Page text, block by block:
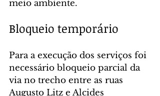
meio ambiente.
Bloqueio temporário
Para a execução dos serviços foi
necessário bloqueio parcial da
via no trecho entre as ruas
Augusto Litz e Alcides